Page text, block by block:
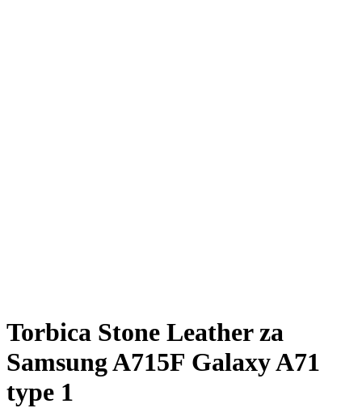
Torbica Stone Leather za
Samsung A715F Galaxy A71
type 1